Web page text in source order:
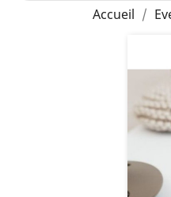
Accueil